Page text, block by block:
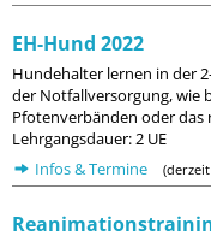
EH-Hund 2022
Hundehalter lernen in der
der Notfallversorgung, wie
Pfotenverbänden oder das
Lehrgangsdauer: 2 UE
Infos & Termine